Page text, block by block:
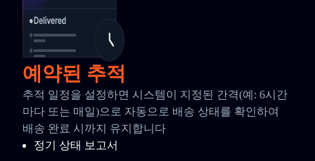
예약된 추적
추적 일정을 설정하면 시스템이 지정된 간격(예: 6시간
마다 또는 매일)으로 자동으로 배송 상태를 확인하여
배송 완료 시까지 유지합니다
정기 상태 보고서